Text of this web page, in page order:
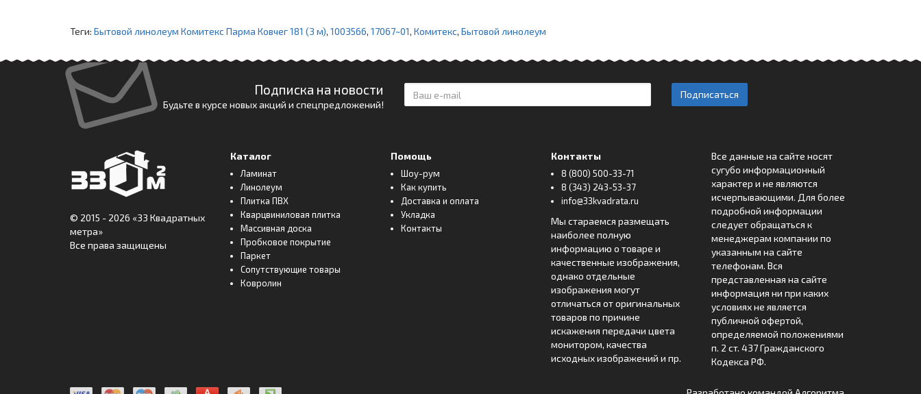
Теги: Бытовой линолеум Комитекс Парма Ковчег 181 (3 м), 1003566, 17067~01, Комитекс, Бытовой линолеум
Подписка на новости
Будьте в курсе новых акций и спецпредложений!
Подписаться
© 2015 - 2026 «33 Квадратных
метра»
Все права защищены
Каталог
Ламинат
Линолеум
Плитка ПВХ
Кварцвиниловая плитка
Массивная доска
Пробковое покрытие
Паркет
Сопутствующие товары
Ковролин
Помощь
Шоу-рум
Как купить
Доставка и оплата
Укладка
Контакты
Контакты
8 (800) 500-33-71
8 (343) 243-53-37
info@33kvadrata.ru
Мы стараемся размещать
наиболее полную
информацию о товаре и
качественные изображения,
однако отдельные
изображения могут
отличаться от оригинальных
товаров по причине
искажения передачи цвета
монитором, качества
исходных изображений и пр.
Все данные на сайте носят
сугубо информационный
характер и не являются
исчерпывающими. Для более
подробной информации
следует обращаться к
менеджерам компании по
указанным на сайте
телефонам. Вся
представленная на сайте
информация ни при каких
условиях не является
публичной офертой,
определяемой положениями
п. 2 ст. 437 Гражданского
Кодекса РФ.